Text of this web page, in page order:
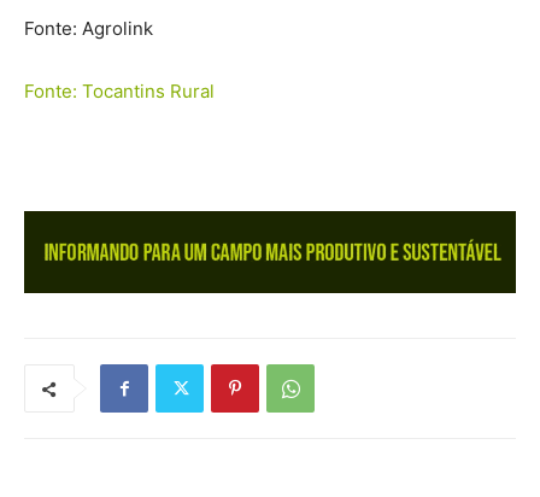
Fonte: Agrolink
Fonte: Tocantins Rural